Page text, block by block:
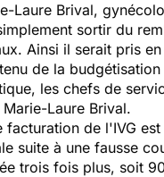
Laure Brival,
sortir du
Ainsi il serait pris
de la
les chefs de
Laure Brival.
facturation de l'IVG
suite à une fausse
trois fois plus, soit